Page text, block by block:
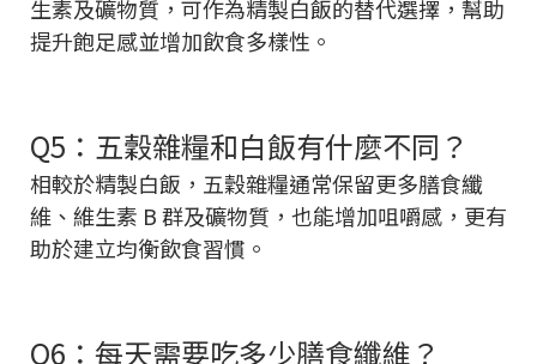
生素及礦物質，可作為精製白飯的替代選擇，幫助
提升飽足感並增加飲食多樣性。
Q5：五穀雜糧和白飯有什麼不同？
相較於精製白飯，五穀雜糧通常保留更多膳食纖
維、維生素 B 群及礦物質，也能增加咀嚼感，更有
助於建立均衡飲食習慣。
Q6：每天需要吃多少膳食纖維？